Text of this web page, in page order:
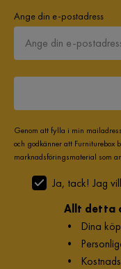
Ange din e-postadress
Genom att fylla i min
och godkänner att Furniturebox
marknadsföringsmaterial som
Ja, tack! Jag
Allt detta
• Dina
•
•